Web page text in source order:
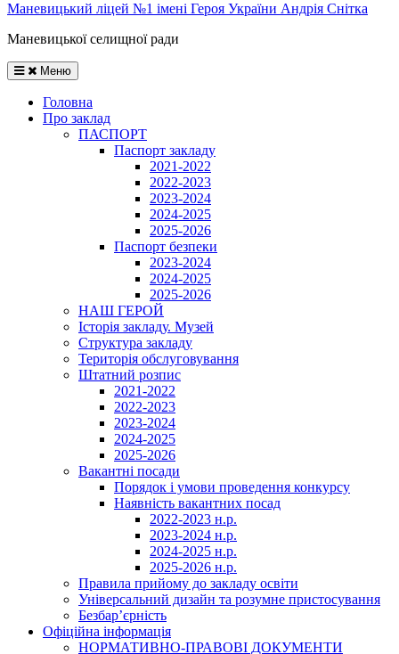
Маневицький ліцей №1 імені Героя України Андрія Снітка
Маневицької селищної ради
Меню
Головна
Про заклад
ПАСПОРТ
Паспорт закладу
2021-2022
2022-2023
2023-2024
2024-2025
2025-2026
Паспорт безпеки
2023-2024
2024-2025
2025-2026
НАШ ГЕРОЙ
Історія закладу. Музей
Структура закладу
Територія обслуговування
Штатний розпис
2021-2022
2022-2023
2023-2024
2024-2025
2025-2026
Вакантні посади
Порядок і умови проведення конкурсу
Наявність вакантних посад
2022-2023 н.р.
2023-2024 н.р.
2024-2025 н.р.
2025-2026 н.р.
Правила прийому до закладу освіти
Універсальний дизайн та розумне пристосування
Безбар’єрність
Офіційна інформація
НОРМАТИВНО-ПРАВОВІ ДОКУМЕНТИ